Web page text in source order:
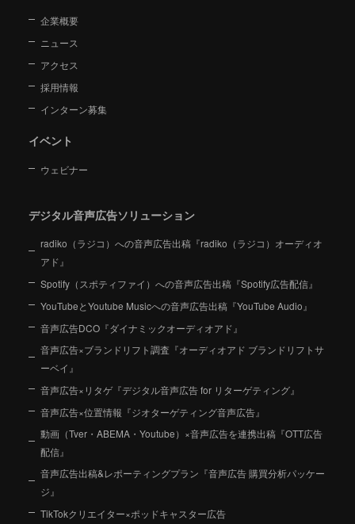
企業概要
ニュース
アクセス
採用情報
インターン募集
イベント
ウェビナー
デジタル音声広告ソリューション
radiko（ラジコ）への音声広告出稿『radiko（ラジコ）オーディオ
アド』
Spotify（スポティファイ）への音声広告出稿『Spotify広告配信』
YouTubeとYoutube Musicへの音声広告出稿『YouTube Audio』
音声広告DCO『ダイナミックオーディオアド』
音声広告×ブランドリフト調査『オーディオアド ブランドリフトサ
ーベイ』
音声広告×リタゲ『デジタル音声広告 for リターゲティング』
音声広告×位置情報『ジオターゲティング音声広告』
動画（Tver・ABEMA・Youtube）×音声広告を連携出稿『OTT広告
配信』
音声広告出稿&レポーティングプラン『音声広告 購買分析パッケー
ジ』
TikTokクリエイター×ポッドキャスター広告